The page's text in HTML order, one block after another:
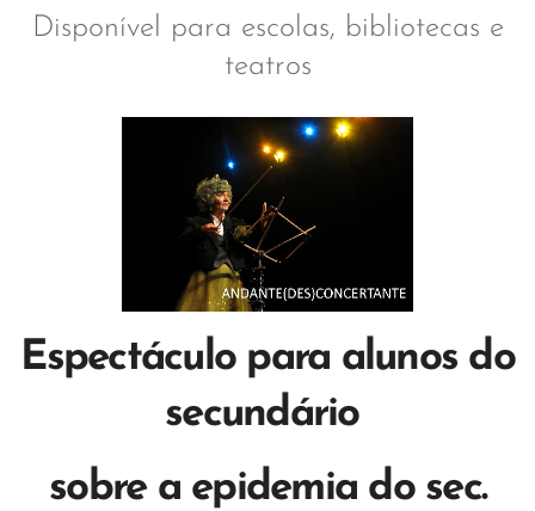
Disponível para escolas, bibliotecas e
teatros
Espectáculo para alunos do
secundário
sobre a epidemia do sec.